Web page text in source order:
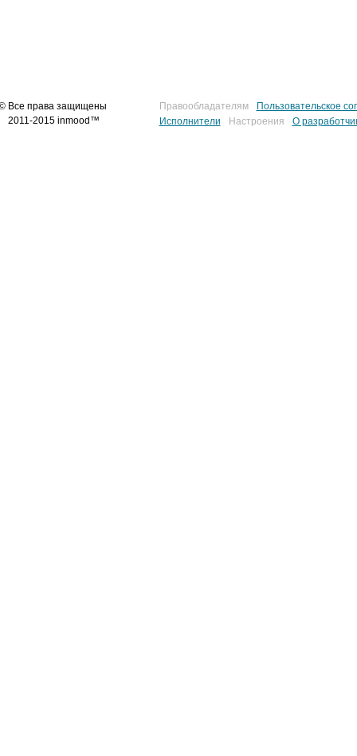
Все права защищены
2011-2015 inmood™
Правообладателям
Пользовательское
Исполнители
Настроения О